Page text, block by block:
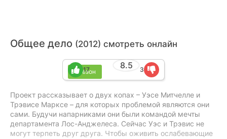
Общее дело (2012) смотреть онлайн
1 сезон
8.5
17 3
Проект рассказывает о двух копах – Уэсе Митчелле и
Трэвисе Марксе – для которых проблемой являются они
сами. Будучи напарниками они были командой мечты
департамента Лос-Анджелеса. Сейчас Уэс и Трэвис не
могут терпеть друг друга. Чтобы оживить ослабевающие